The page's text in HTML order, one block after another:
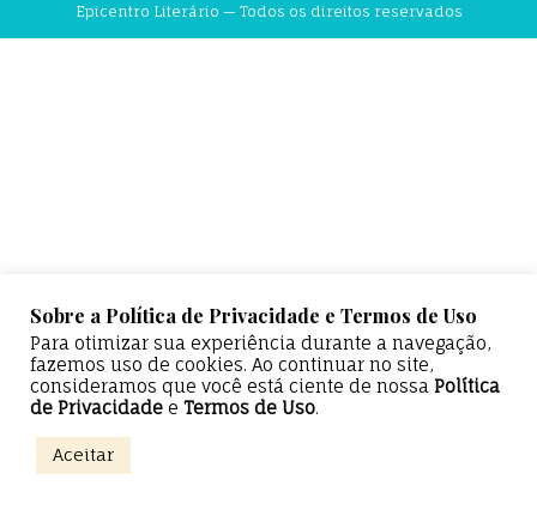
Epicentro Literário — Todos os direitos reservados
Sobre a Política de Privacidade e Termos de Uso
Para otimizar sua experiência durante a navegação,
fazemos uso de cookies. Ao continuar no site,
consideramos que você está ciente de nossa Política
de Privacidade e Termos de Uso.
Aceitar